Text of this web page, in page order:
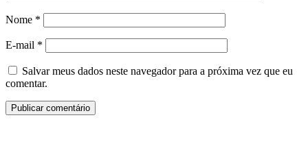
Nome *
E-mail *
Salvar meus dados neste navegador para a próxima vez que eu
comentar.